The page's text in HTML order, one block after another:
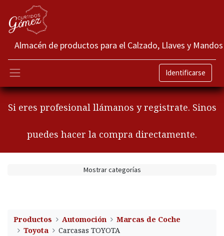
Almacén de productos para el Calzado, Llaves y Mandos
Identificarse
Si eres profesional llámanos y registrate. Sinos
puedes hacer la compra directamente.
Mostrar categorías
Productos Automoción
Marcas de Coche
Toyota
Carcasas TOYOTA